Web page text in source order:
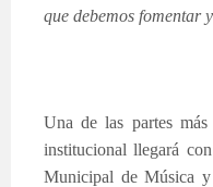
que debemos fomentar
Una de las partes
institucional llegará
Municipal de Música